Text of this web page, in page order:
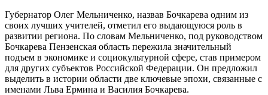
Губернатор Олег Мельниченко, назвав Бочкарева одним из
своих лучших учителей, отметил его выдающуюся роль в
развитии региона. По словам Мельниченко, под руководством
Бочкарева Пензенская область пережила значительный
подъем в экономике и социокультурной сфере, став примером
для других субъектов Российской Федерации. Он предложил
выделить в истории области две ключевые эпохи, связанные с
именами Льва Ермина и Василия Бочкарева.